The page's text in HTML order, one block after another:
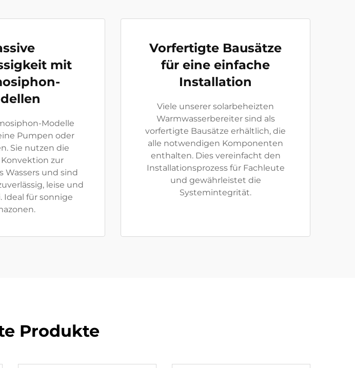
mit
Modelle
Pumpen oder
Sie nutzen die
zur
Wassers und sind
leise und
Ideal für sonnige
Vorfertigte Bausätze
für eine einfache
Installation
Viele unserer solarbeheizten
Warmwasserbereiter sind als
vorfertigte Bausätze erhältlich, die
alle notwendigen Komponenten
enthalten. Dies vereinfacht den
Installationsprozess für Fachleute
und gewährleistet die
Systemintegrität.
Produkte